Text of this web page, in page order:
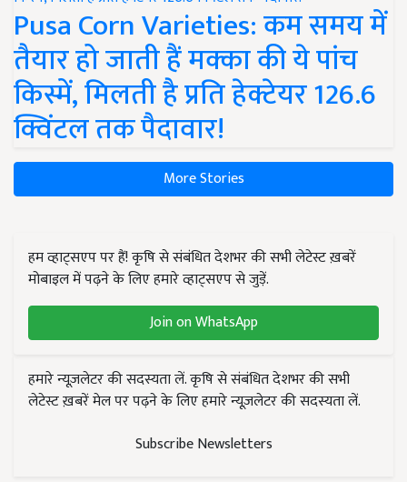
Pusa Corn Varieties: कम समय में
तैयार हो जाती हैं मक्का की ये पांच
किस्में, मिलती है प्रति हेक्टेयर 126.6
क्विंटल तक पैदावार!
More Stories
हम व्हाट्सएप पर हैं! कृषि से संबंधित देशभर की सभी लेटेस्ट ख़बरें
मोबाइल में पढ़ने के लिए हमारे व्हाट्सएप से जुड़ें.
Join on WhatsApp
हमारे न्यूज़लेटर की सदस्यता लें. कृषि से संबंधित देशभर की सभी
लेटेस्ट ख़बरें मेल पर पढ़ने के लिए हमारे न्यूज़लेटर की सदस्यता लें.
Subscribe Newsletters